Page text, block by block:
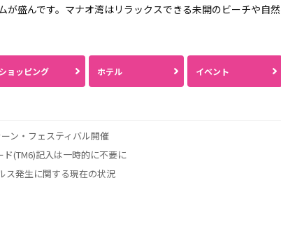
が盛んです。マナオ湾はリラックスできる未開のビーチや自然
ショッピング ホテル イベント
ン・フェスティバル開催
(TM6)記入は一時的に不要に
ス発生に関する現在の状況